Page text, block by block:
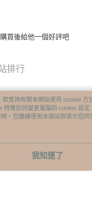
買後給他一個好評吧
排行
查詢有關本網站使用 cookie 方
時應如何變更電腦的 cookie 設定
。您繼續使用本網站即表示您
用 cookie。
我知道了